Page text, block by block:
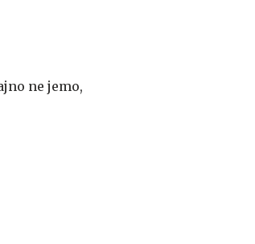
ne jemo,